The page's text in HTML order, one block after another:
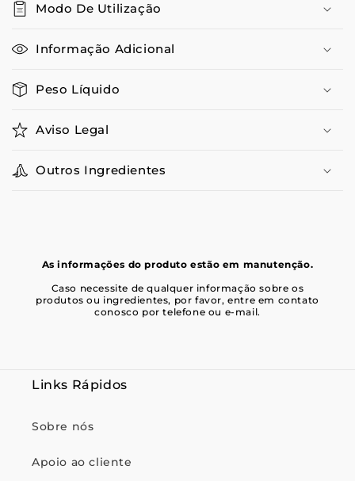
Modo De Utilização
Informação Adicional
Peso Líquido
Aviso Legal
Outros Ingredientes
As informações do produto estão em manutenção.
Caso necessite de qualquer informação sobre os
produtos ou ingredientes, por favor, entre em contato
conosco por telefone ou e-mail.
Links Rápidos
Sobre nós
Apoio ao cliente